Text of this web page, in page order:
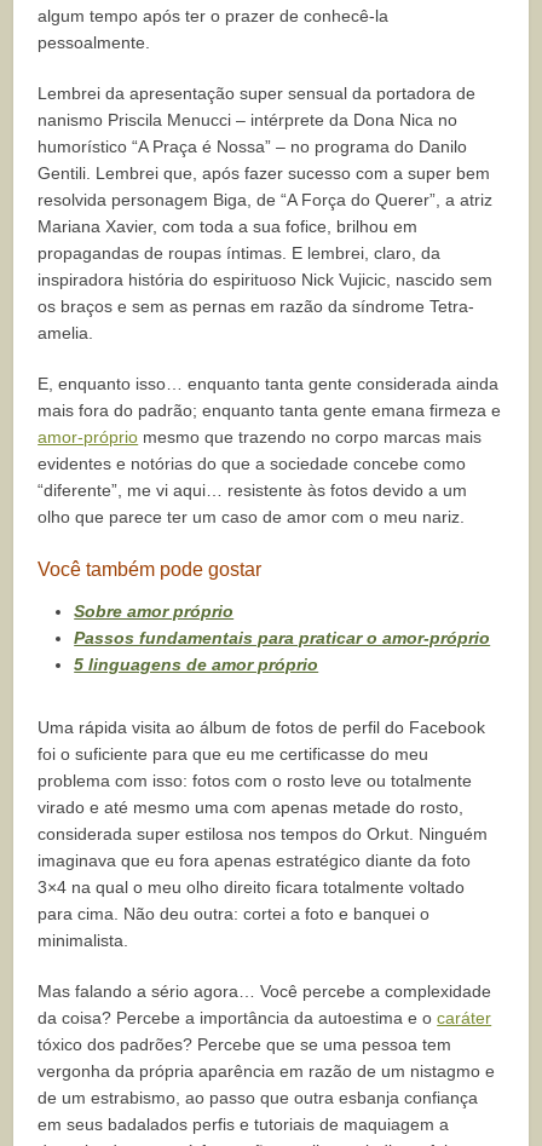
algum tempo após ter o prazer de conhecê-la
pessoalmente.
Lembrei da apresentação super sensual da portadora de
nanismo Priscila Menucci – intérprete da Dona Nica no
humorístico “A Praça é Nossa” – no programa do Danilo
Gentili. Lembrei que, após fazer sucesso com a super bem
resolvida personagem Biga, de “A Força do Querer”, a atriz
Mariana Xavier, com toda a sua fofice, brilhou em
propagandas de roupas íntimas. E lembrei, claro, da
inspiradora história do espirituoso Nick Vujicic, nascido sem
os braços e sem as pernas em razão da síndrome Tetra-
amelia.
E, enquanto isso… enquanto tanta gente considerada ainda
mais fora do padrão; enquanto tanta gente emana firmeza e
amor-próprio mesmo que trazendo no corpo marcas mais
evidentes e notórias do que a sociedade concebe como
“diferente”, me vi aqui… resistente às fotos devido a um
olho que parece ter um caso de amor com o meu nariz.
Você também pode gostar
Sobre amor próprio
Passos fundamentais para praticar o amor-próprio
5 linguagens de amor próprio
Uma rápida visita ao álbum de fotos de perfil do Facebook
foi o suficiente para que eu me certificasse do meu
problema com isso: fotos com o rosto leve ou totalmente
virado e até mesmo uma com apenas metade do rosto,
considerada super estilosa nos tempos do Orkut. Ninguém
imaginava que eu fora apenas estratégico diante da foto
3×4 na qual o meu olho direito ficara totalmente voltado
para cima. Não deu outra: cortei a foto e banquei o
minimalista.
Mas falando a sério agora… Você percebe a complexidade
da coisa? Percebe a importância da autoestima e ocaráter
tóxico dos padrões? Percebe que se uma pessoa tem
vergonha da própria aparência em razão de um nistagmo e
de um estrabismo, ao passo que outra esbanja confiança
em seus badalados perfis e tutoriais de maquiagem a